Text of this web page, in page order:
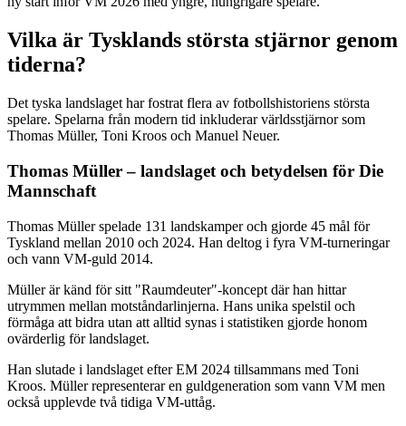
Vilka är Tysklands största stjärnor genom
tiderna?
Det tyska landslaget har fostrat flera av fotbollshistoriens största
spelare. Spelarna från modern tid inkluderar världsstjärnor som
Thomas Müller, Toni Kroos och Manuel Neuer.
Thomas Müller – landslaget och betydelsen för Die
Mannschaft
Thomas Müller spelade 131 landskamper och gjorde 45 mål för
Tyskland mellan 2010 och 2024. Han deltog i fyra VM-turneringar
och vann VM-guld 2014.
Müller är känd för sitt "Raumdeuter"-koncept där han hittar
utrymmen mellan motståndarlinjerna. Hans unika spelstil och
förmåga att bidra utan att alltid synas i statistiken gjorde honom
ovärderlig för landslaget.
Han slutade i landslaget efter EM 2024 tillsammans med Toni
Kroos. Müller representerar en guldgeneration som vann VM men
också upplevde två tidiga VM-uttåg.